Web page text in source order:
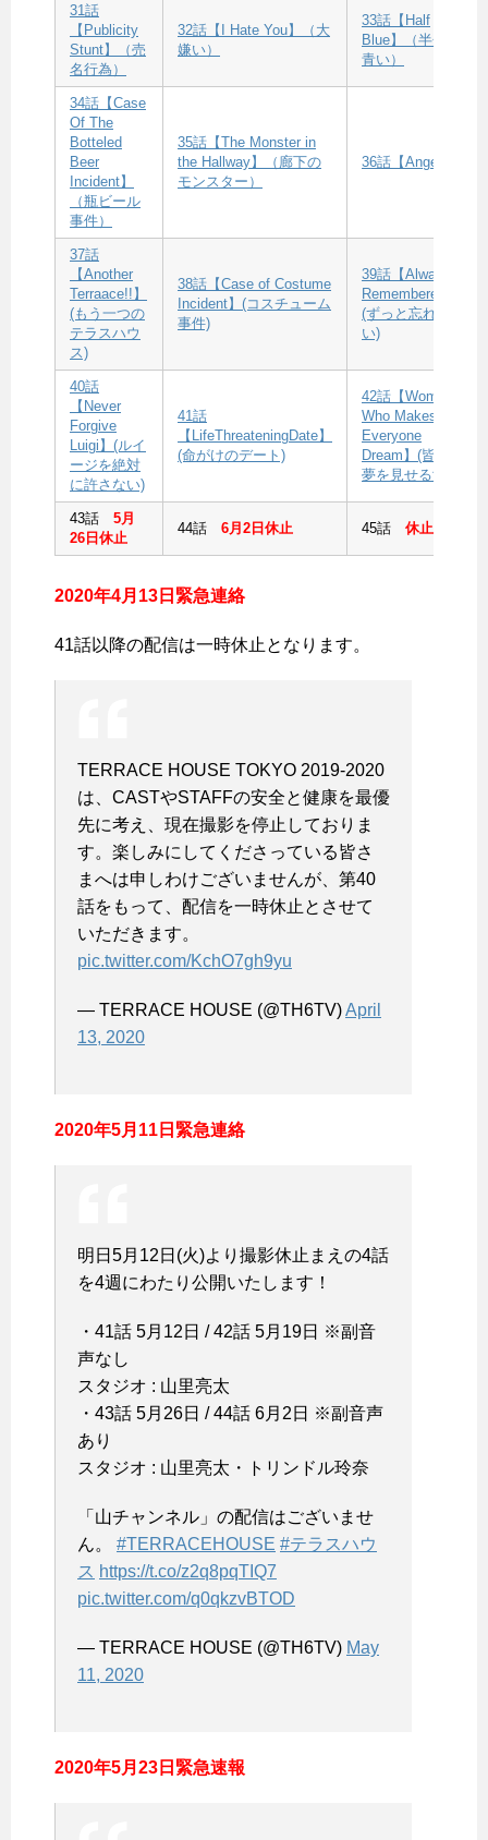
31話
【Publicity
Stunt】（売
名行為）
32話【I Hate You】（大
嫌い）
33話【Half
Blue】（半分
青い）
34話【Case
Of The
Botteled
Beer
Incident】
（瓶ビール
事件）
35話【The Monster in
the Hallway】（廊下の
モンスター）
36話【Angel】
37話
【Another
Terraace!!】
(もう一つの
テラスハウ
ス)
38話【Case of Costume
Incident】(コスチューム
事件)
39話【Always
Remembered】
(ずっと忘れな
い)
40話
【Never
Forgive
Luigi】(ルイ
ージを絶対
に許さない)
41話
【LifeThreateningDate】
(命がけのデート)
42話【Woman
Who Makes
Everyone
Dream】(皆に
夢を見せる女)
43話 5月
26日休止
44話 6月2日休止 45話 休止
2020年4月13日緊急連絡
41話以降の配信は一時休止となります。
TERRACE HOUSE TOKYO 2019-2020
は、CASTやSTAFFの安全と健康を最優
先に考え、現在撮影を停止しておりま
す。楽しみにしてくださっている皆さ
まへは申しわけございませんが、第40
話をもって、配信を一時休止とさせて
いただきます。
pic.twitter.com/KchO7gh9yu
— TERRACE HOUSE (@TH6TV)April
13, 2020
2020年5月11日緊急連絡
明日5月12日(火)より撮影休止まえの4話
を4週にわたり公開いたします！
・41話 5月12日 / 42話 5月19日 ※副音
声なし
スタジオ : 山里亮太
・43話 5月26日 / 44話 6月2日 ※副音声
あり
スタジオ : 山里亮太・トリンドル玲奈
「山チャンネル」の配信はございませ
ん。 #TERRACEHOUSE #テラスハウ
ス https://t.co/z2q8pqTIQ7
pic.twitter.com/q0qkzvBTOD
— TERRACE HOUSE (@TH6TV) May
11, 2020
2020年5月23日緊急速報